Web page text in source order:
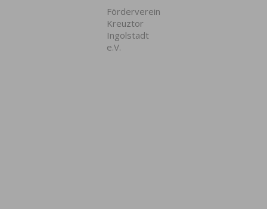
Förderverein
Kreuztor
Ingolstadt
e.V.